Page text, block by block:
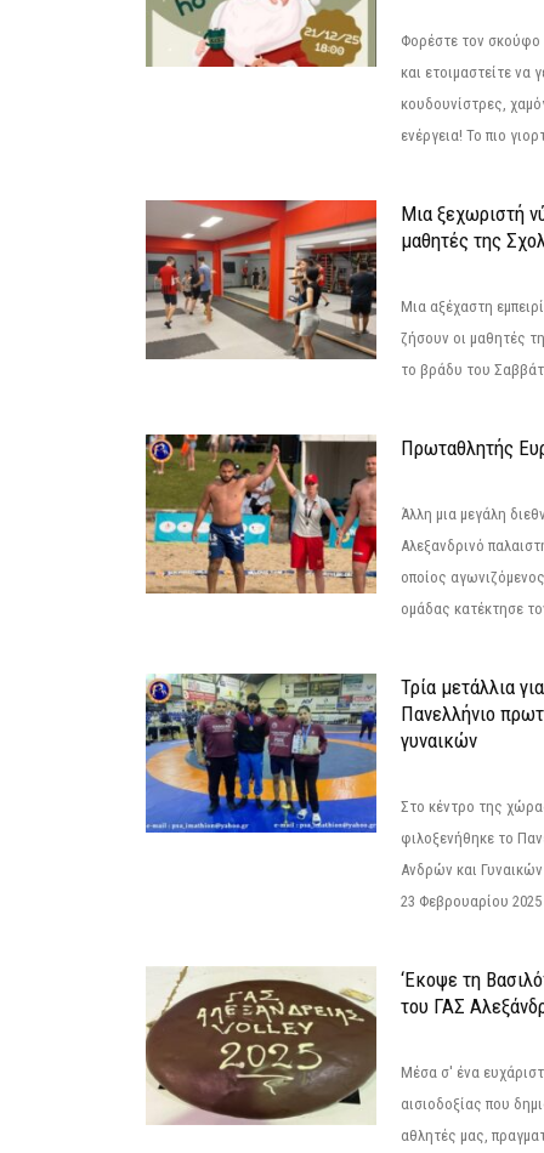
Φορέστε τον σκούφο
και ετοιμαστείτε να
κουδουνίστρες,
ενέργεια! Το πιο
Μια ξεχωριστή
μαθητές της
Μια αξέχαστη
ζήσουν οι μαθητές
το βράδυ του
Πρωταθλητής
Άλλη μια μεγάλη
Αλεξανδρινό
οποίος
ομάδας κατέκτησε
Τρία μετάλλια
Πανελλήνιο
γυναικών
Στο κέντρο της
φιλοξενήθηκε το
Ανδρών και
23 Φεβρουαρίου
‘Εκοψε τη
του ΓΑΣ
Μέσα σ' ένα
αισιοδοξίας που
αθλητές μας,